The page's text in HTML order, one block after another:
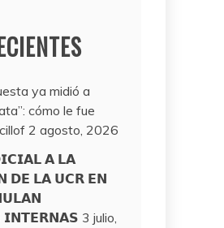
ya midió a
cómo le fue
2 agosto, 2026
𝗔 𝗟𝗔
𝗗𝗘 𝗟𝗔 𝗨𝗖𝗥 𝗘𝗡
𝗜𝗡𝗧𝗘𝗥𝗡𝗔𝗦 3 julio,